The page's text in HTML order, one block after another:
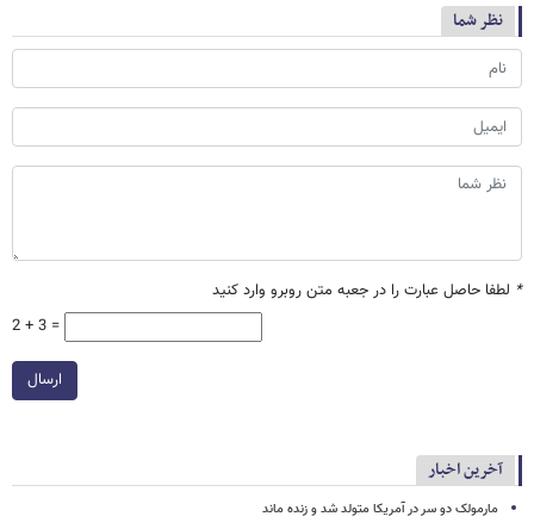
نظر شما
* لطفا حاصل عبارت را در جعبه متن روبرو وارد کنید
2 + 3 =
ارسال
آخرین اخبار
مارمولک دو سر در آمریکا متولد شد و زنده ماند